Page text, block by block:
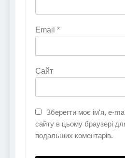
Email *
Сайт
Зберегти моє ім'я, e-
сайту в цьому браузері
подальших коментарів.